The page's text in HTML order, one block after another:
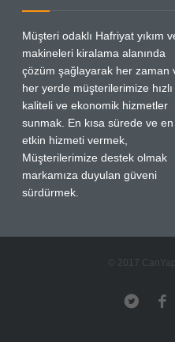
Müşteri odaklı Hafriyat yıkım
makineleri kiralama alanında
çözüm şağlayarak her zaman
her yerde müşterilerimize hızlı
kaliteli ve ekonomik hizmetler
sunmak. En kısa sürede ve en
etkin hizmeti vermek,
Müşterilerimize destek olmak
markamıza duyulan güveni
sürdürmek.
© 2017